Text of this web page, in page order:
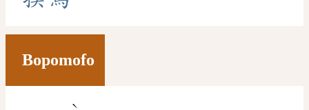
Bopomofo
ˋ